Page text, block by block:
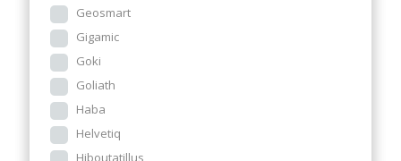
Geosmart
Gigamic
Goki
Goliath
Haba
Helvetiq
Hiboutatillus